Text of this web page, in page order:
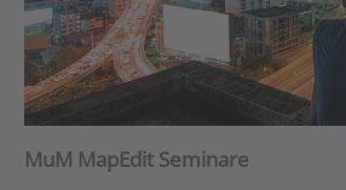
MuM MapEdit Seminare